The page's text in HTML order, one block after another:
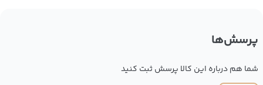
پرسش‌ها
شما هم درباره این کالا پرسش ثبت کنید